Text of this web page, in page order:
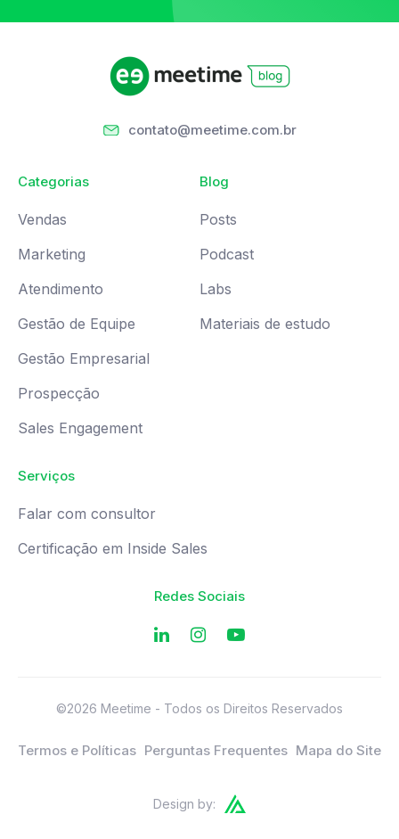
contato@meetime.com.br
Categorias
Vendas
Marketing
Atendimento
Gestão de Equipe
Gestão Empresarial
Prospecção
Sales Engagement
Blog
Posts
Podcast
Labs
Materiais de estudo
Serviços
Falar com consultor
Certificação em Inside Sales
Redes Sociais
©2026 Meetime - Todos os Direitos Reservados
Termos e Políticas Perguntas Frequentes Mapa do Site
Design by: